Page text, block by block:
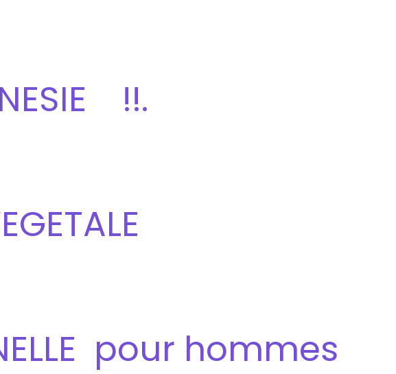
!!.
pour hommes